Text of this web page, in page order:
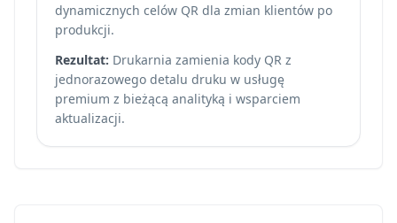
dynamicznych celów QR dla zmian klientów po
produkcji.
Rezultat: Drukarnia zamienia kody QR z
jednorazowego detalu druku w usługę
premium z bieżącą analityką i wsparciem
aktualizacji.